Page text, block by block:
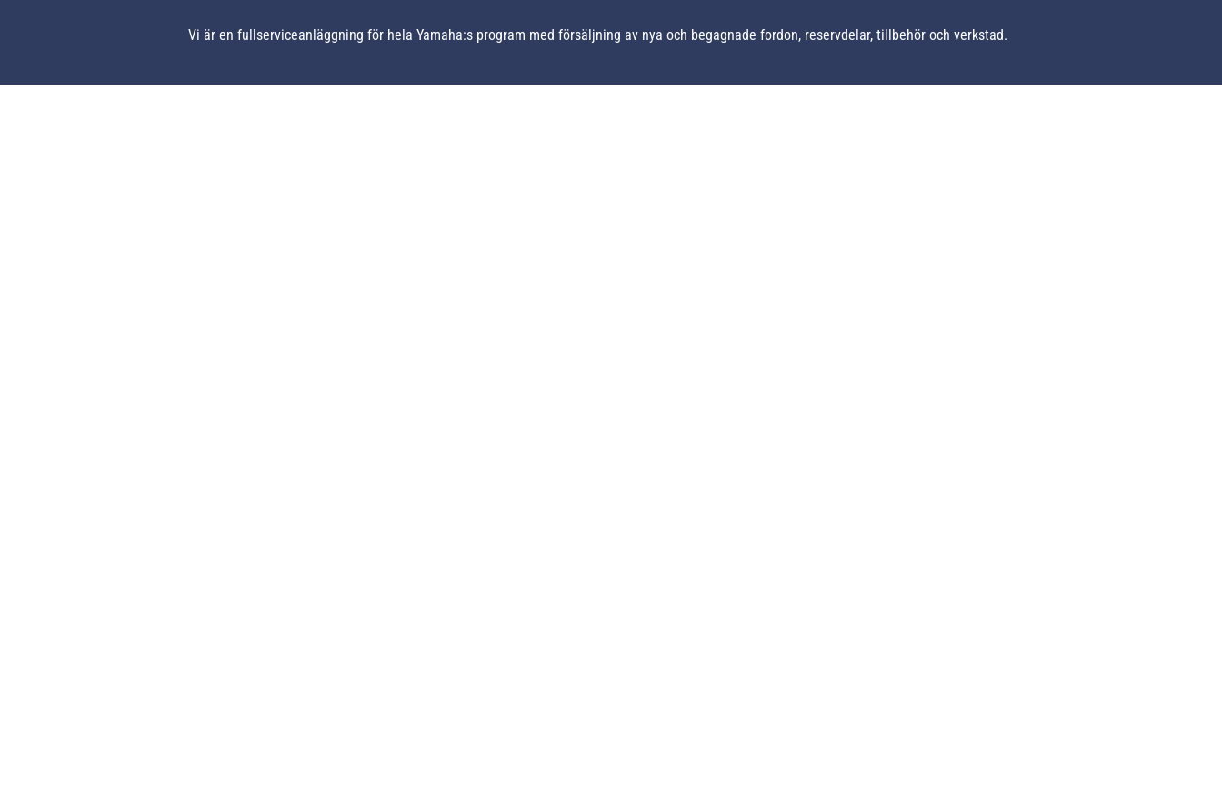
Vi är en fullserviceanläggning för hela Yamaha:s program med försäljning av nya och begagnade fordon, reservdelar, tillbehör och verkstad.